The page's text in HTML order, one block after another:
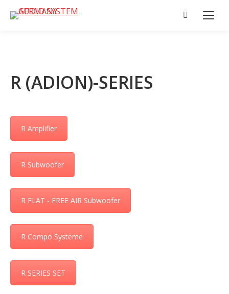
Search:
R (ADION)-SERIES
R Amplifier
R Subwoofer
R FLAT - FREE AIR Subwoofer
R Compo Systeme
R SERIES SET